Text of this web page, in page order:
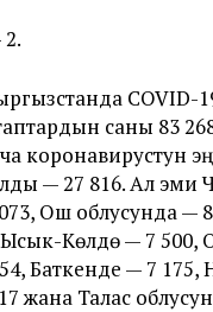
COVID-
саны 83
коронавирустун
— 27 816. Ал эми
Ош облусунда —
Көлдө — 7 500,
Баткенде — 7 175,
жана Талас